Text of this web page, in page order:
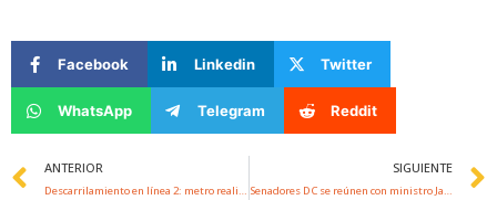
Facebook Linkedin Twitter
WhatsApp Telegram Reddit
Prev
ANTERIOR
Descarrilamiento en línea 2: metro realiza esfuerzos para reponer el servicio durante la tarde
SIGUIENTE
Senadores DC se reúnen con ministro Jackson para entregar propuesta que busca seguir con el proceso constituyente en caso de que gane el Rechazo